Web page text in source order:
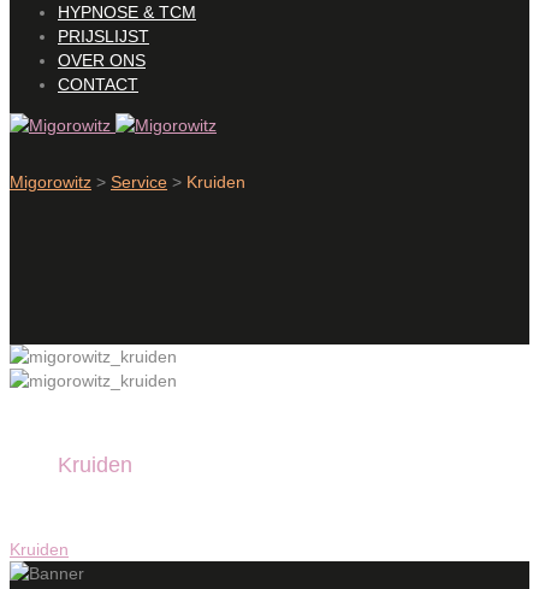
HYPNOSE & TCM
PRIJSLIJST
OVER ONS
CONTACT
Migorowitz > Service > Kruiden
Kruiden
Kruiden